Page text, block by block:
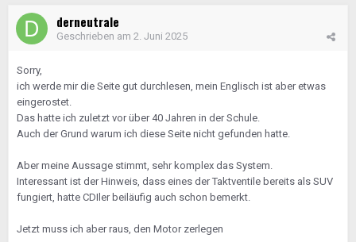
derneutrale
Geschrieben am 2. Juni 2025
Sorry,
ich werde mir die Seite gut durchlesen, mein Englisch ist aber etwas
eingerostet.
Das hatte ich zuletzt vor über 40 Jahren in der Schule.
Auch der Grund warum ich diese Seite nicht gefunden hatte.
Aber meine Aussage stimmt, sehr komplex das System.
Interessant ist der Hinweis, dass eines der Taktventile bereits als SUV
fungiert, hatte CDIler beiläufig auch schon bemerkt.
Jetzt muss ich aber raus, den Motor zerlegen